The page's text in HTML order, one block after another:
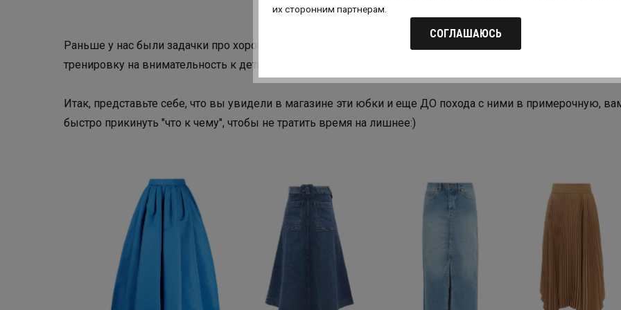
их сторонним партнерам.
СОГЛАШАЮСЬ
Раньше у нас были задачки про хороший вкус, теперь мы решили сделать их полезнее и добавить к ним
тренировку на внимательность к деталям. В которых вся фишка, как водится!
Итак, представьте себе, что вы увидели в магазине эти юбки и еще ДО похода с ними в примерочную,
быстро прикинуть "что к чему", чтобы не тратить время на лишнее:)